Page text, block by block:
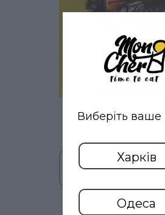
ХОТ-ДОГ L
В кошик
Виберіть ваше
Харків
Одеса